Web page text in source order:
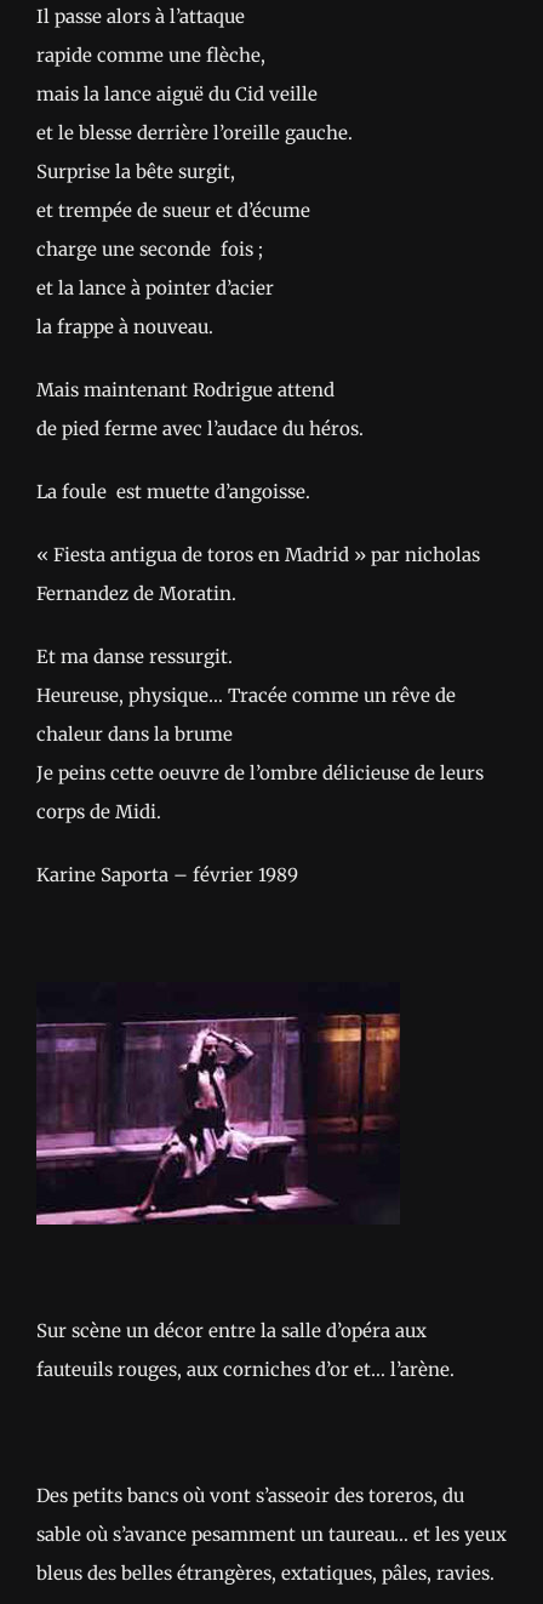
Il passe alors à l’attaque
rapide comme une flèche,
mais la lance aiguë du Cid veille
et le blesse derrière l’oreille gauche.
Surprise la bête surgit,
et trempée de sueur et d’écume
charge une seconde fois ;
et la lance à pointer d’acier
la frappe à nouveau.
Mais maintenant Rodrigue attend
de pied ferme avec l’audace du héros.
La foule est muette d’angoisse.
« Fiesta antigua de toros en Madrid » par nicholas
Fernandez de Moratin.
Et ma danse ressurgit.
Heureuse, physique… Tracée comme un rêve de
chaleur dans la brume
Je peins cette oeuvre de l’ombre délicieuse de leurs
corps de Midi.
Karine Saporta – février 1989
Sur scène un décor entre la salle d’opéra aux
fauteuils rouges, aux corniches d’or et… l’arène.
Des petits bancs où vont s’asseoir des toreros, du
sable où s’avance pesamment un taureau… et les yeux
bleus des belles étrangères, extatiques, pâles, ravies.